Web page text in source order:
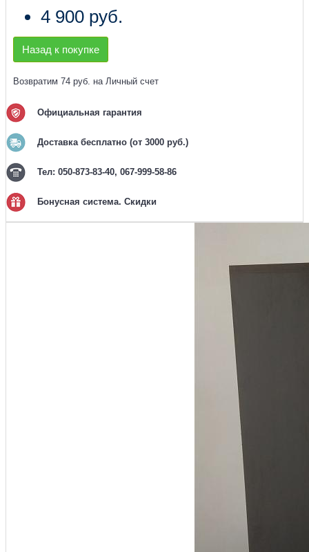
4 900 руб.
Назад к покупке
Возвратим 74 руб. на Личный счет
Официальная гарантия
Доставка бесплатно (от 3000 руб.)
Тел: 050-873-83-40, 067-999-58-86
Бонусная система. Скидки